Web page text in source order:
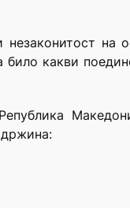
на
какви